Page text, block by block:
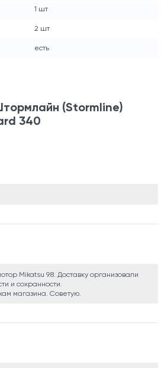
1 шт
2 шт
есть
(Stormline)
340
Mikatsu 9.8. Доставку организовали
и сохранности.
магазина. Советую.